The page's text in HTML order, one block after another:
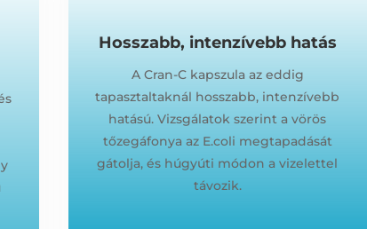
Hosszabb, intenzívebb hatás
A Cran-C kapszula az eddig
tapasztaltaknál hosszabb, intenzívebb
hatású. Vizsgálatok szerint a vörös
tőzegáfonya az E.coli megtapadását
gátolja, és húgyúti módon a vizelettel
távozik.